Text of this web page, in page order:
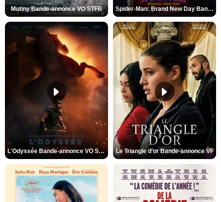
Mutiny Bande-annonce VO STFR Spider-Man: Brand New Day Bande-annonce VO STFR
L'Odyssée Bande-annonce VO STFR Le Triangle d'or Bande-annonce VF